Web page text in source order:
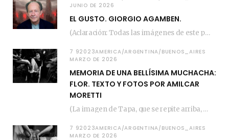
JUNIO DE 2026
EL GUSTO. GIORGIO AGAMBEN.
(Aclaración: Todas las imágenes de este posteo fueron tomadas de Bloghemia.com, y todos los…
7 92023AMERICA/ARGENTINA/BUENOS_AIRES
MARZO DE 2026
MEMORIA DE UNA BELLÍSIMA MUCHACHA:
FLOR. TEXTO Y FOTOS POR AMILCAR
MORETTI
(La imagen de Tapa, que se repite arriba, fue compuesta por Amilcar Moretti el viernes…
7 92023AMERICA/ARGENTINA/BUENOS_AIRES
MARZO DE 2026